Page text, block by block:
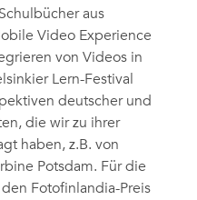
aus
Video Experience
von Videos in
Lern-Festival
deutscher und
die wir zu ihrer
haben, z.B. von
Potsdam. Für die
Fotofinlandia-Preis